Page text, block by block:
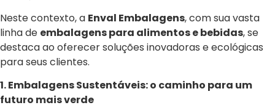
Neste contexto, a Enval Embalagens, com sua vasta
linha de embalagens para alimentos e bebidas, se
destaca ao oferecer soluções inovadoras e ecológicas
para seus clientes.
1. Embalagens Sustentáveis: o caminho para um
futuro mais verde